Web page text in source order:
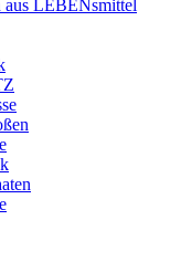
aus LEBENsmittel